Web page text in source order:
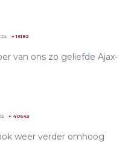
+16182
van ons zo geliefde Ajax-
+ 40643
weer verder omhoog